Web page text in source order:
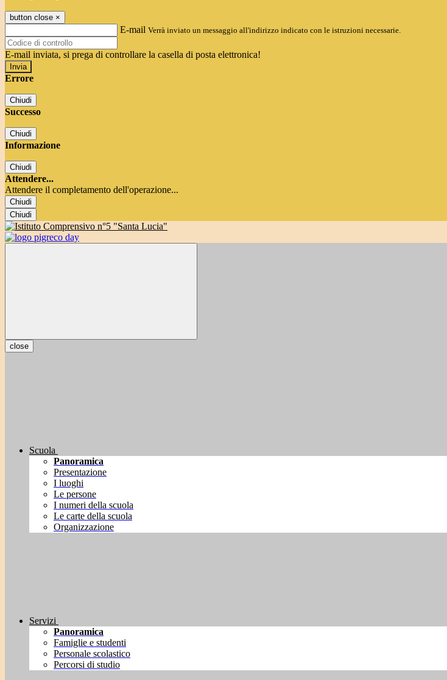
button close ×
E-mail Verrà inviato un messaggio all'indirizzo indicato con le istruzioni necessarie.
E-mail inviata, si prega di controllare la casella di posta elettronica!
Errore
Chiudi
Successo
Chiudi
Informazione
Chiudi
Attendere...
Attendere il completamento dell'operazione...
Chiudi
Chiudi
close
Scuola
Panoramica
Presentazione
I luoghi
Le persone
I numeri della scuola
Le carte della scuola
Organizzazione
Servizi
Panoramica
Famiglie e studenti
Personale scolastico
Percorsi di studio